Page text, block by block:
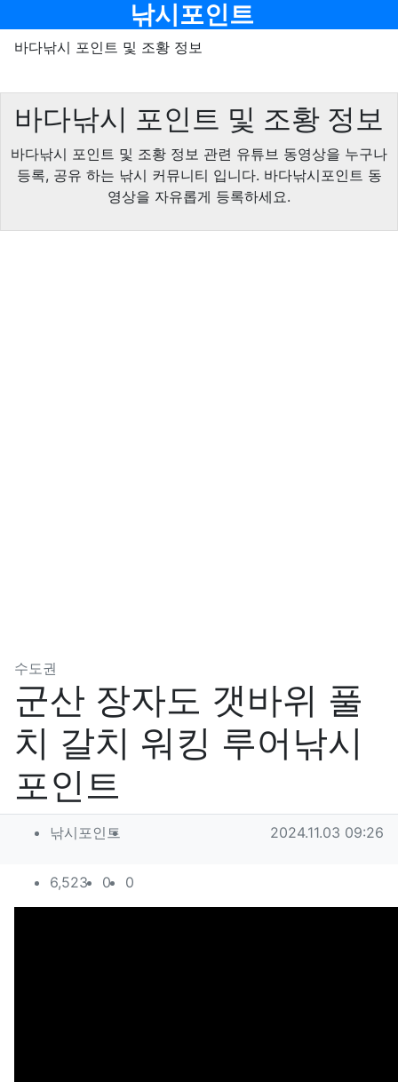
낚시포인트
바다낚시 포인트 및 조황 정보
바다낚시 포인트 및 조황 정보
바다낚시 포인트 및 조황 정보 관련 유튜브 동영상을 누구나
등록, 공유 하는 낚시 커뮤니티 입니다. 바다낚시포인트 동
영상을 자유롭게 등록하세요.
수도권
군산 장자도 갯바위 풀
치 갈치 워킹 루어낚시
포인트
작성자 정보
낚시포인트 작성일
2024.11.03 09:26
컨텐츠 정보
6,523조회
0추천
0